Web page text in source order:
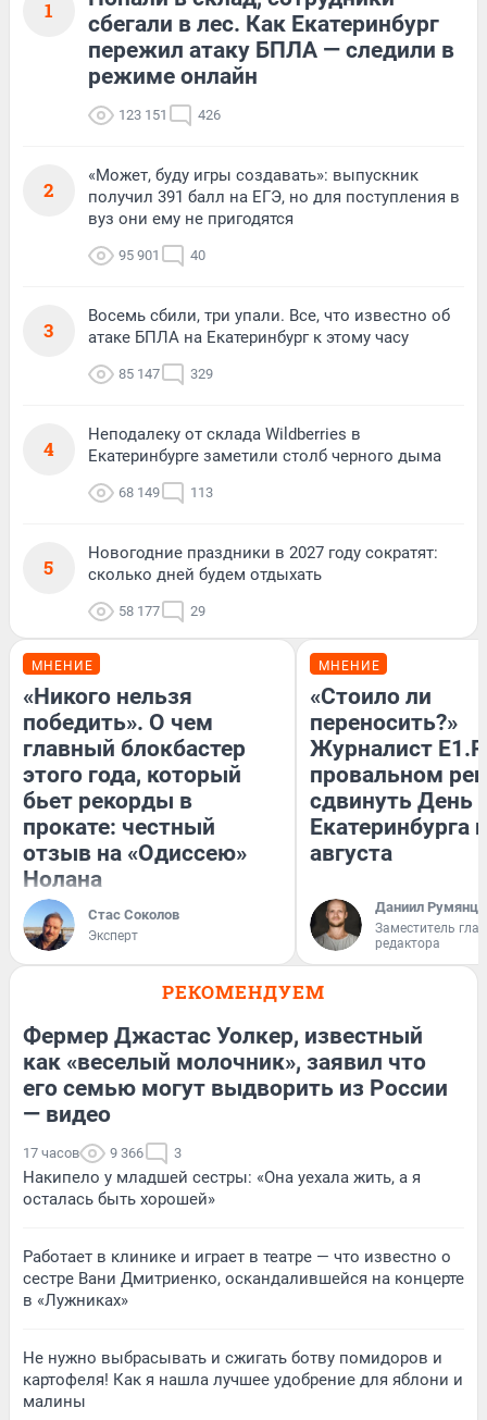
1
сбегали в лес. Как Екатеринбург
пережил атаку БПЛА — следили в
режиме онлайн
123 151 426
2
«Может, буду игры создавать»: выпускник
получил 391 балл на ЕГЭ, но для поступления в
вуз они ему не пригодятся
95 901 40
3
Восемь сбили, три упали. Все, что известно об
атаке БПЛА на Екатеринбург к этому часу
85 147 329
4
Неподалеку от склада Wildberries в
Екатеринбурге заметили столб черного дыма
68 149 113
5
Новогодние праздники в 2027 году сократят:
сколько дней будем отдыхать
58 177 29
МНЕНИЕ
«Никого нельзя
победить». О чем
главный блокбастер
этого года, который
бьет рекорды в
прокате: честный
отзыв на «Одиссею»
Нолана
Стас Соколов
Эксперт
МНЕНИЕ
«Стоило ли
переносить?»
Журналист
провальном
сдвинуть День
Екатеринбурга
августа
Даниил
Заместитель
редактора
РЕКОМЕНДУЕМ
Фермер Джастас Уолкер, известный
как «веселый молочник», заявил что
его семью могут выдворить из России
— видео
17 часов 9 366 3
Накипело у младшей сестры: «Она уехала жить, а я
осталась быть хорошей»
Работает в клинике и играет в театре — что известно о
сестре Вани Дмитриенко, оскандалившейся на концерте
в «Лужниках»
Не нужно выбрасывать и сжигать ботву помидоров и
картофеля! Как я нашла лучшее удобрение для яблони и
малины